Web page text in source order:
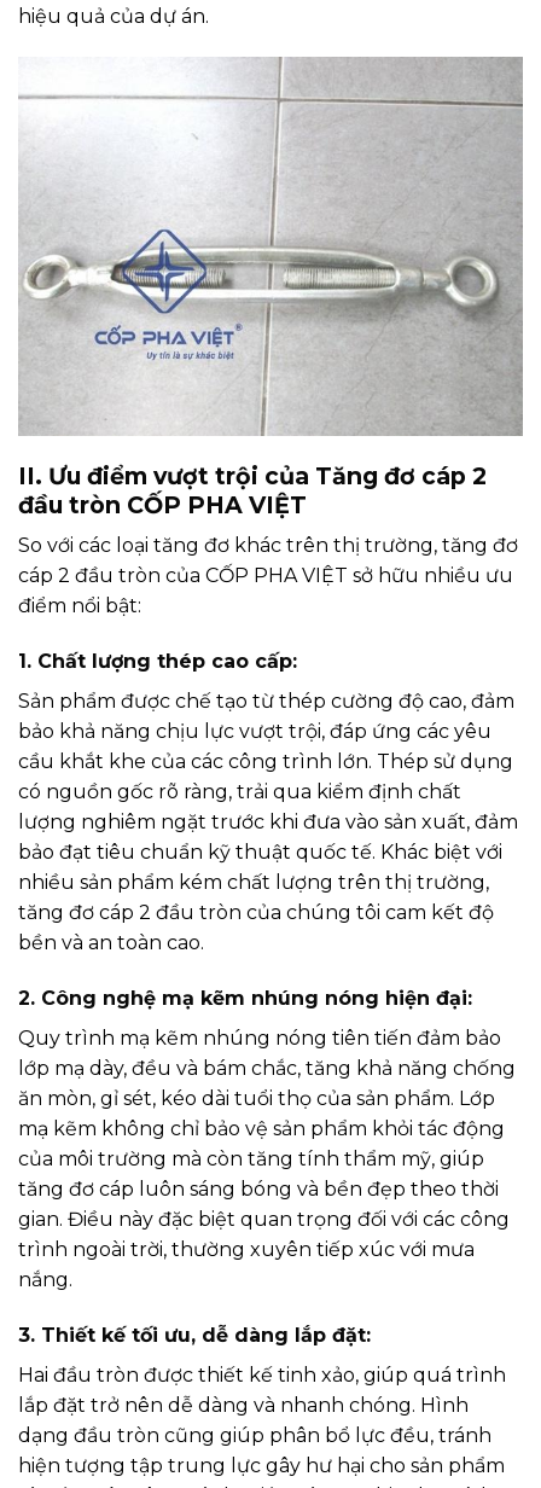
hiệu quả của dự án.
II. Ưu điểm vượt trội của Tăng đơ cáp 2
đầu tròn CỐP PHA VIỆT
So với các loại tăng đơ khác trên thị trường, tăng đơ
cáp 2 đầu tròn của CỐP PHA VIỆT sở hữu nhiều ưu
điểm nổi bật:
1. Chất lượng thép cao cấp:
Sản phẩm được chế tạo từ thép cường độ cao, đảm
bảo khả năng chịu lực vượt trội, đáp ứng các yêu
cầu khắt khe của các công trình lớn. Thép sử dụng
có nguồn gốc rõ ràng, trải qua kiểm định chất
lượng nghiêm ngặt trước khi đưa vào sản xuất, đảm
bảo đạt tiêu chuẩn kỹ thuật quốc tế. Khác biệt với
nhiều sản phẩm kém chất lượng trên thị trường,
tăng đơ cáp 2 đầu tròn của chúng tôi cam kết độ
bền và an toàn cao.
2. Công nghệ mạ kẽm nhúng nóng hiện đại:
Quy trình mạ kẽm nhúng nóng tiên tiến đảm bảo
lớp mạ dày, đều và bám chắc, tăng khả năng chống
ăn mòn, gỉ sét, kéo dài tuổi thọ của sản phẩm. Lớp
mạ kẽm không chỉ bảo vệ sản phẩm khỏi tác động
của môi trường mà còn tăng tính thẩm mỹ, giúp
tăng đơ cáp luôn sáng bóng và bền đẹp theo thời
gian. Điều này đặc biệt quan trọng đối với các công
trình ngoài trời, thường xuyên tiếp xúc với mưa
nắng.
3. Thiết kế tối ưu, dễ dàng lắp đặt:
Hai đầu tròn được thiết kế tinh xảo, giúp quá trình
lắp đặt trở nên dễ dàng và nhanh chóng. Hình
dạng đầu tròn cũng giúp phân bổ lực đều, tránh
hiện tượng tập trung lực gây hư hại cho sản phẩm